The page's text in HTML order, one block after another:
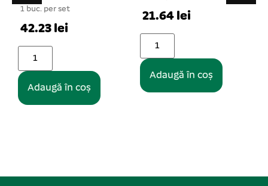
21.64 lei 1 buc. per set
5.72 lei